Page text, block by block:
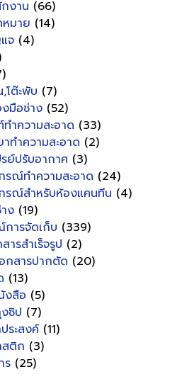
งาน (66)
มาย (14)
จ (4)
,โต๊ะพับ (7)
งมือช่าง (52)
ำความสะอาด (33)
าทำความสะอาด (2)
รย์ปรับอากาศ (3)
รณ์ทำความสะอาด (24)
รณ์สำหรับห้องแคนทีน (4)
ง (19)
ารจัดเก็บ (339)
ารสำเร็จรูป (2)
กสารปากตัด (20)
(13)
งสือ (5)
ซิป (7)
ระสงค์ (11)
สติก (3)
ร (25)